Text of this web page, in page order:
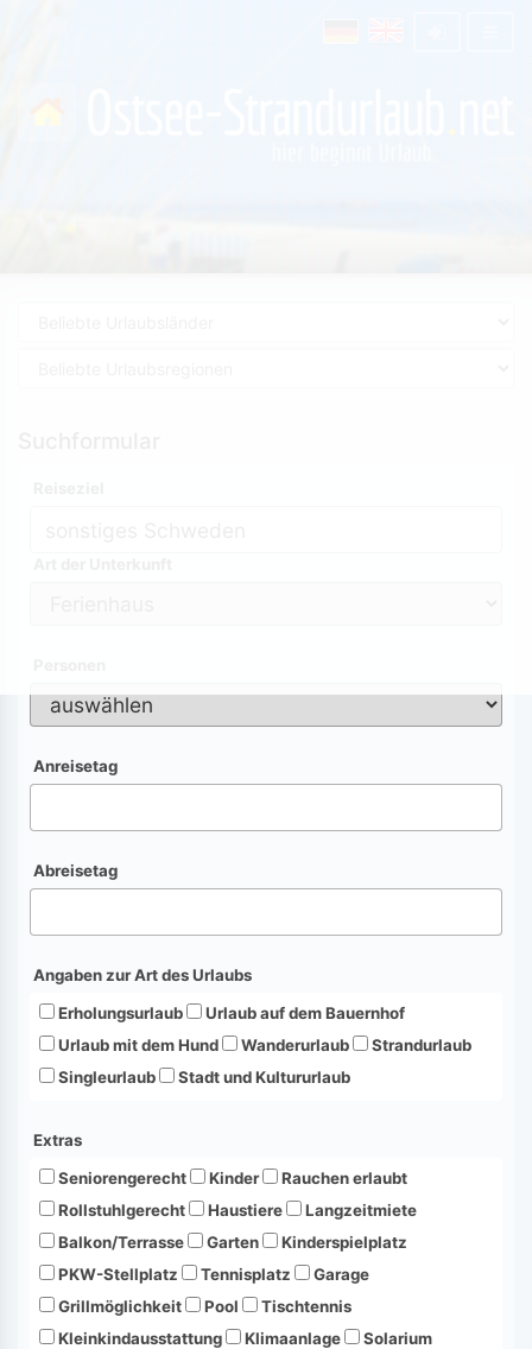
Anreisetag
Abreisetag
Angaben zur Art des Urlaubs
Erholungsurlaub
Urlaub auf dem Bauernhof
Urlaub mit dem Hund
Wanderurlaub
Strandurlaub
Singleurlaub
Stadt und Kultururlaub
Extras
Seniorengerecht
Kinder
Rauchen erlaubt
Rollstuhlgerecht
Haustiere
Langzeitmiete
Balkon/Terrasse
Garten
Kinderspielplatz
PKW-Stellplatz
Tennisplatz
Garage
Grillmöglichkeit
Pool
Tischtennis
Kleinkindausstattung
Klimaanlage
Solarium